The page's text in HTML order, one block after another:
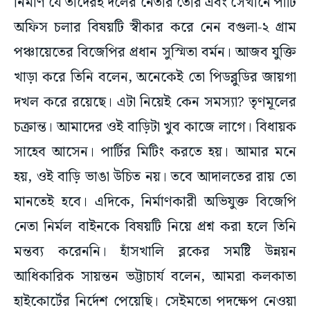
অফিস চলার বিষয়টি স্বীকার করে নেন বগুলা-২ গ্রাম
পঞ্চায়েতের বিজেপির প্রধান সুস্মিতা বর্মন। আজব যুক্তি
খাড়া করে তিনি বলেন, অনেকেই তো পিডব্লুডির জায়গা
দখল করে রয়েছে। এটা নিয়েই কেন সমস্যা? তৃণমূলের
চক্রান্ত। আমাদের ওই বাড়িটা খুব কাজে লাগে। বিধায়ক
সাহেব আসেন। পার্টির মিটিং করতে হয়। আমার মনে
হয়, ওই বাড়ি ভাঙা উচিত নয়। তবে আদালতের রায় তো
মানতেই হবে। এদিকে, নির্মাণকারী অভিযুক্ত বিজেপি
নেতা নির্মল বাইনকে বিষয়টি নিয়ে প্রশ্ন করা হলে তিনি
মন্তব্য করেননি। হাঁসখালি ব্লকের সমষ্টি উন্নয়ন
আধিকারিক সায়ন্তন ভট্টাচার্য বলেন, আমরা কলকাতা
হাইকোর্টের নির্দেশ পেয়েছি। সেইমতো পদক্ষেপ নেওয়া